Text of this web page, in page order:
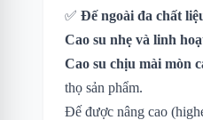
✅ Đế ngoài đa chất
Cao su nhẹ và linh
Cao su chịu mài mòn
thọ sản phẩm.
Đế được nâng cao